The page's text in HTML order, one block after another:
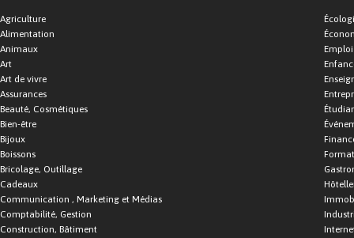
Agriculture
Alimentation
Animaux
Art
Art de vivre
Assurances
Beauté, Cosmétiques
Bien-être
Bijoux
Boissons
Bricolage, Outillage
Cadeaux
Communication , Marketing et Médias
Comptabilité, Gestion
Construction, Bâtiment
Emploi